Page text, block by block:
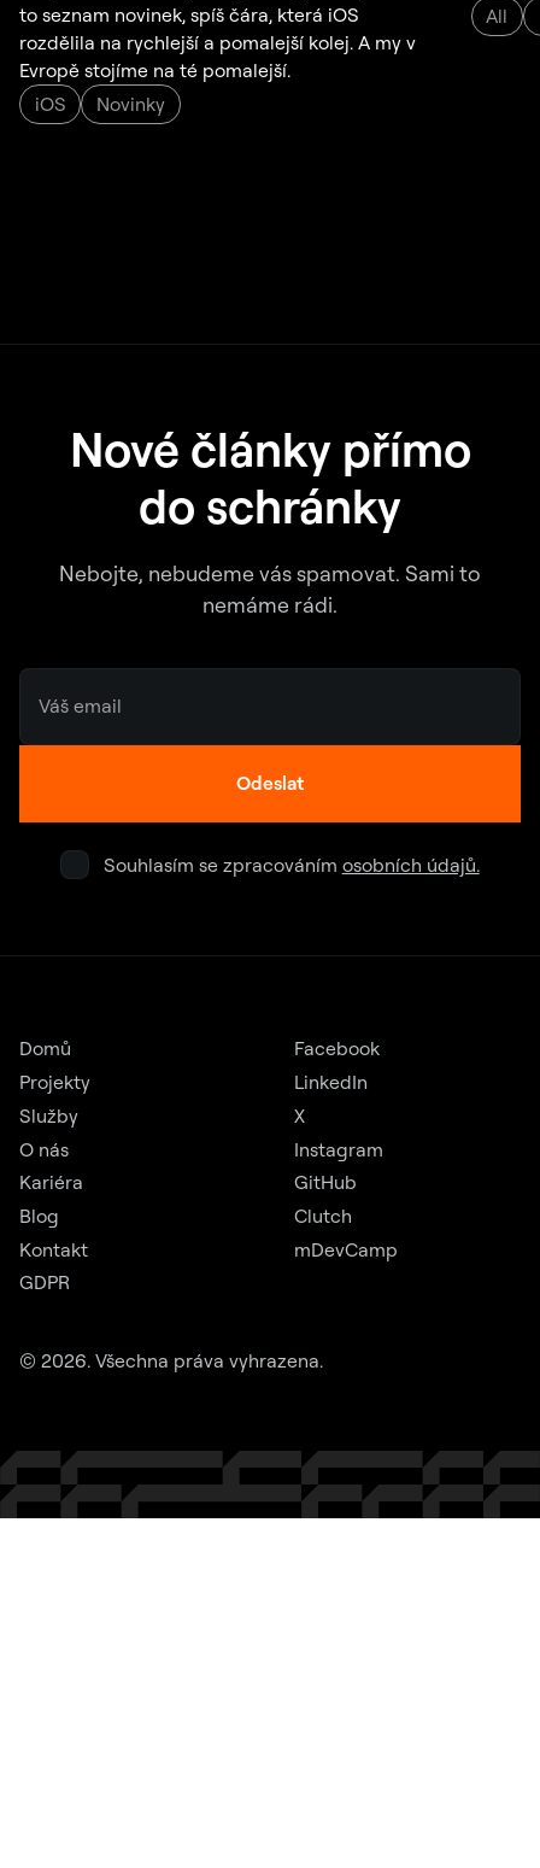
to seznam novinek, spíš čára, která iOS
rozdělila na rychlejší a pomalejší kolej. A my v
Evropě stojíme na té pomalejší.
iOS
Novinky
All
Nové články přímo
do schránky
Nebojte, nebudeme vás spamovat. Sami to
nemáme rádi.
Odeslat
Souhlasím se zpracováním osobních údajů.
© 2026. Všechna práva vyhrazena.
Domů
Projekty
Služby
O nás
Kariéra
Blog
Kontakt
GDPR
Facebook
LinkedIn
X
Instagram
GitHub
Clutch
mDevCamp